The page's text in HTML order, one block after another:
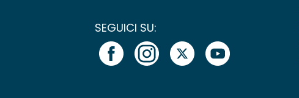
SEGUICI SU: